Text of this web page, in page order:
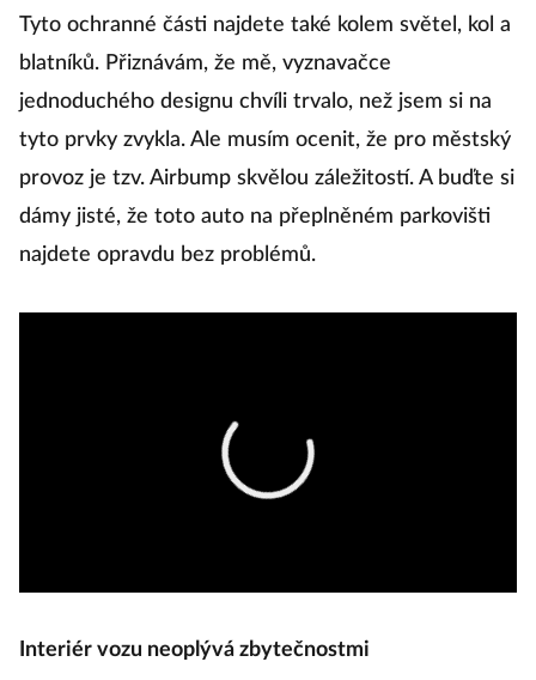
Tyto ochranné části najdete také kolem světel, kol a
blatníků. Přiznávám, že mě, vyznavačce
jednoduchého designu chvíli trvalo, než jsem si na
tyto prvky zvykla. Ale musím ocenit, že pro městský
provoz je tzv. Airbump skvělou záležitostí. A buďte si
dámy jisté, že toto auto na přeplněném parkovišti
najdete opravdu bez problémů.
Interiér vozu neoplývá zbytečnostmi